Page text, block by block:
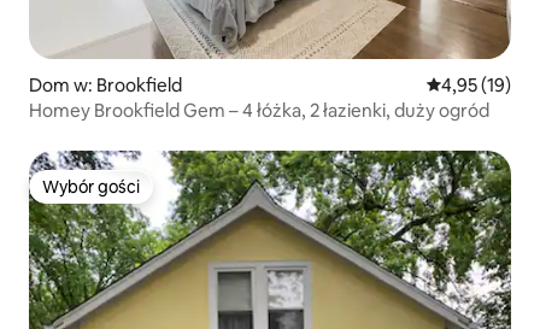
Dom w: Brookfield Średnia
4,95 (19)
Homey Brookfield Gem – 4 łóżka, 2 łazienki, duży ogród
Wybór gości
Wybór gości